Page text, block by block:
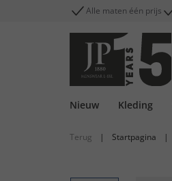
Alle maten één prijs
Nieuw Kleding
Terug | Startpagina |